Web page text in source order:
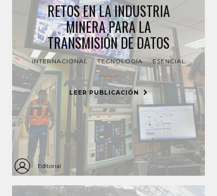
RETOS EN LA INDUSTRIA
MINERA PARA LA
TRANSMISIÓN DE DATOS
INTERNACIONAL TECNOLOGÍA ESENCIAL
LEER PUBLICACIÓN
Editorial